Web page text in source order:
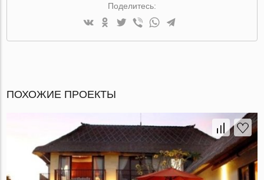
Поделитесь:
ПОХОЖИЕ ПРОЕКТЫ